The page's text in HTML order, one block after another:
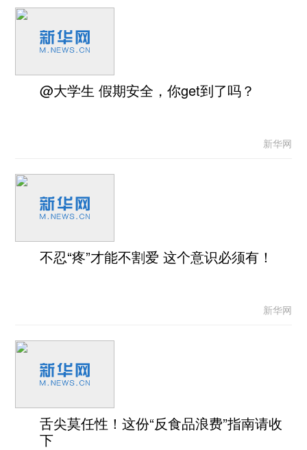
@大学生 假期安全，你get到了吗？
新华网
不忍“疼”才能不割爱 这个意识必须有！
新华网
舌尖莫任性！这份“反食品浪费”指南请收
下